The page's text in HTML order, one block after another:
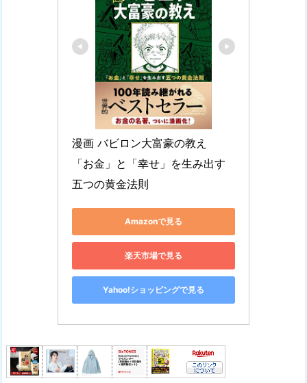
漫画 バビロン大富豪の教え
「お金」と「幸せ」を生み出す
五つの黄金法則
Amazonで見る
楽天市場で見る
Yahoo!ショッピングで見る